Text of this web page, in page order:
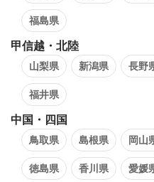
福島県
甲信越・北陸
山梨県 新潟県 長野
福井県
中国・四国
鳥取県 島根県 岡山
徳島県 香川県 愛媛